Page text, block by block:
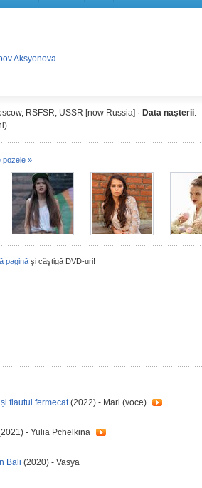
Aksyonova
RSFSR, USSR [now Russia] · Data naşterii:
pozele »
pagină şi câştigă DVD-uri!
flautul fermecat(2022) - Mari (voce)
- Yulia Pchelkina
Bali (2020) - Vasya